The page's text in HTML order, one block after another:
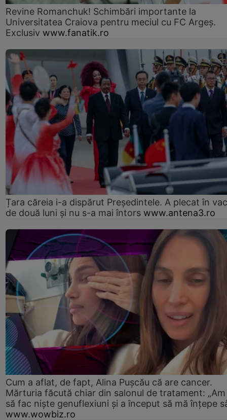
Revine Romanchuk! Schimbări importante la
Universitatea Craiova pentru meciul cu FC Argeş.
Exclusiv www.fanatik.ro
Țara căreia i-a dispărut Președintele. A plecat în
de două luni și nu s-a mai întors www.antena3.ro
Cum a aflat, de fapt, Alina Pușcău că are cancer.
Mărturia făcută chiar din salonul de tratament:
să fac niște genuflexiuni și a început să mă înțepe
www.wowbiz.ro